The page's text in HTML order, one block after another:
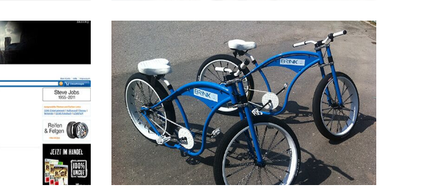
Brink Kampagne
für Cowana GmbH
Bethesda
Werbekampagne Konzeptarbeit Design
Programmierung Gaming Kooperationen